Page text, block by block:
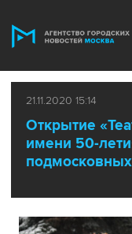
21.11.2020 15:14
Открытие
имени 50-